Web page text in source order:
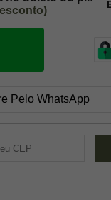
Pelo WhatsApp